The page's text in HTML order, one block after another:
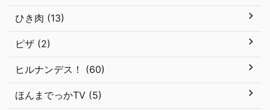
ひき肉 (13)
ピザ (2)
ヒルナンデス！ (60)
ほんまでっかTV (5)